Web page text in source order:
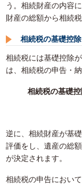
う。相続財産の内容
財産の総額から相続
相続税の基礎控除
相続税には基礎控除
は、相続税の申告・
相続税の基礎
逆に、相続財産が基
評価をし、遺産の総
が決定されます。
相続税の申告におい